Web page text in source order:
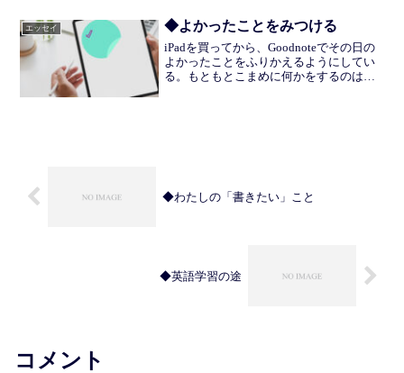
えないことだと思う。...
エッセイ ◆よかったことをみつける
iPadを買ってから、Goodnoteでその日の
よかったことをふりかえるようにしてい
る。もともとこまめに何かをするのは苦
◆わたしの「書きたい」こと
◆英語学習の途
コメント